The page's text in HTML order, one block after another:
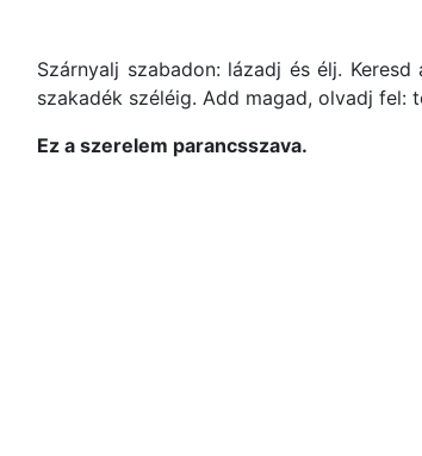
Szárnyalj szabadon: lázadj és élj.
szakadék széléig. Add magad, olvadj fel:
Ez a szerelem parancsszava.